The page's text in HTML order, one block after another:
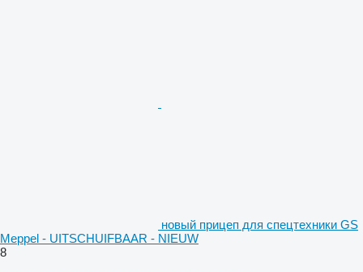
новый прицеп для спецтехники GS
Meppel - UITSCHUIFBAAR - NIEUW
8